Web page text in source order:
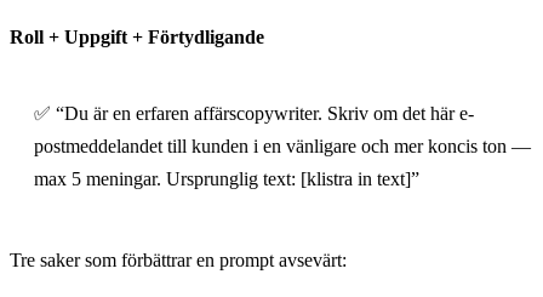
Roll + Uppgift + Förtydligande
✅ “Du är en erfaren affärscopywriter. Skriv om det här e-
postmeddelandet till kunden i en vänligare och mer koncis ton —
max 5 meningar. Ursprunglig text: [klistra in text]”
Tre saker som förbättrar en prompt avsevärt: